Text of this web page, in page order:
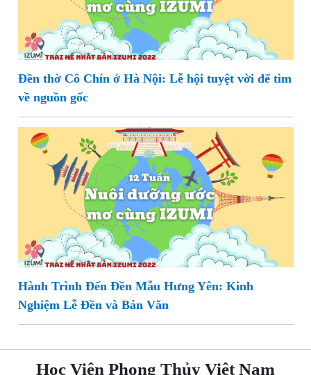
Đền thờ Cô Chín ở Hà Nội: Lễ hội tuyệt vời để tìm
về nguồn gốc
Hành Trình Đến Đền Mẫu Hưng Yên: Kinh
Nghiệm Lễ Đền và Bản Văn
Học Viện Phong Thủy Việt Nam